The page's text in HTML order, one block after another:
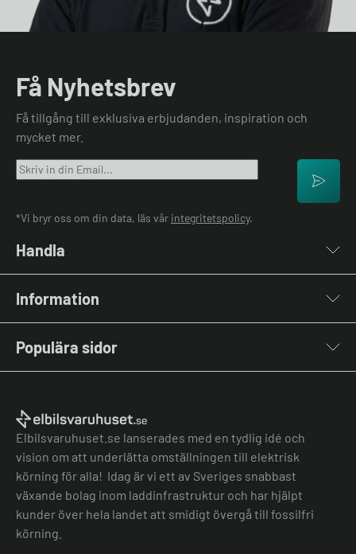
Få Nyhetsbrev
Få tillgång till exklusiva erbjudanden, inspiration och
mycket mer.
*Vi bryr oss om din data, läs vår integritetspolicy.
Handla
Laddkablar
Kabelhållare
Stolpar & Fästen
Portabla Laddare
Övriga tillbehör
Information
Kontakta oss
Vanliga frågor & svar
El-lexikon
Installation
Grön teknik bidrag
Lastbalansering
Köpvillkor
Köpvillkor batteri
Felanmälan
Hantera cookies
Populära sidor
Elbilsladdare företag
Laddbox bäst i test
Bilmärken
Jämför laddboxar
Jämför hembatterier
Elbilsvaruhuset.se lanserades med en tydlig idé och
vision om att underlätta omställningen till elektrisk
körning för alla! Idag är vi ett av Sveriges snabbast
växande bolag inom laddinfrastruktur och har hjälpt
kunder över hela landet att smidigt övergå till fossilfri
körning.